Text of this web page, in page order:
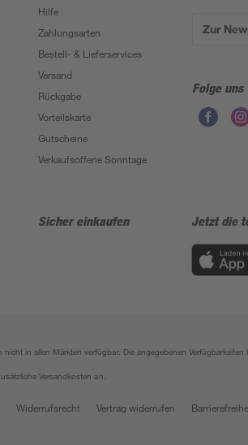
Hilfe
Zahlungsarten
Bestell- & Lieferservices
Versand
Rückgabe
Vorteilskarte
Gutscheine
Verkaufsoffene Sonntage
Zur
Folge uns
Sicher einkaufen Jetzt die
in allen Märkten verfügbar. Die angegebenen
Versandkosten an.
Widerrufsrecht Vertrag widerrufen